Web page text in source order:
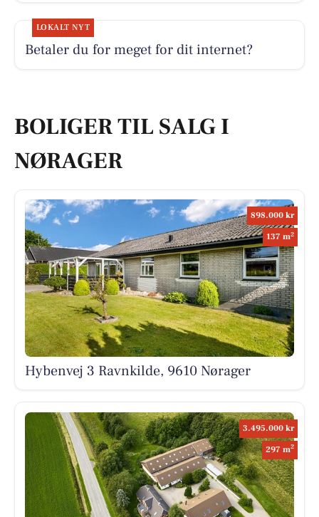
LOKALT NYT
Betaler du for meget for dit internet?
BOLIGER TIL SALG I
NØRAGER
898.000 kr
137 m2
Hybenvej 3 Ravnkilde, 9610 Nørager
3.495.000 kr
297 m2